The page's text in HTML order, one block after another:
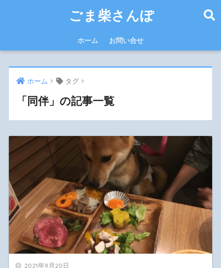
ごま柴さんぽ
ホーム お問い合せ
ホーム タグ
「同伴」の記事一覧
2021年9月20日